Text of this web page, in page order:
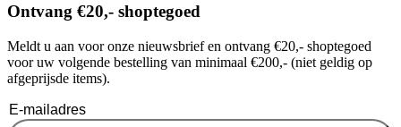
Ontvang €20,- shoptegoed
Meldt u aan voor onze nieuwsbrief en ontvang €20,- shoptegoed
voor uw volgende bestelling van minimaal €200,- (niet geldig op
afgeprijsde items).